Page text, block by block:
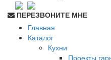
ПЕРЕЗВОНИТЕ МНЕ
Главная
Каталог
Кухни
Проекты